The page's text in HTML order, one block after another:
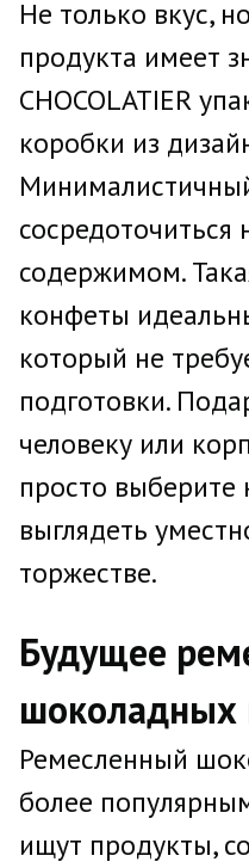
Не только вкус,
продукта имеет
CHOCOLATIER
коробки из
сосредоточиться
содержимом.
конфеты
который не
подготовки.
человеку или
просто выберите
выглядеть
торжестве.
Будущее
шоколадных
Ремесленный
более
ищут продукты,